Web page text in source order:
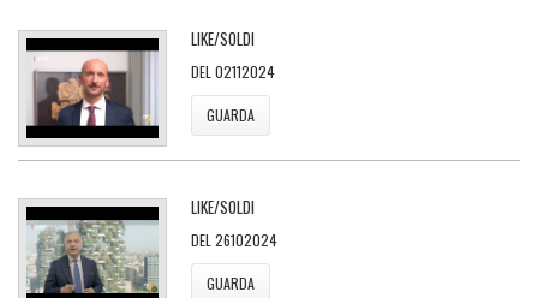
LIKE/SOLDI
DEL 02112024
GUARDA
LIKE/SOLDI
DEL 26102024
GUARDA